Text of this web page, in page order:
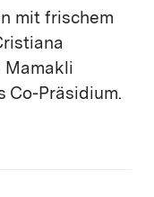
mit frischem
Mamakli
Co-Präsidium.